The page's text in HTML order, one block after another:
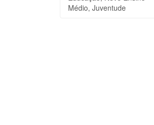
Médio, Juventude